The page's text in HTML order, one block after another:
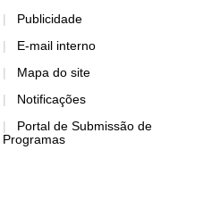
Publicidade
E-mail interno
Mapa do site
Notificações
Portal de Submissão de
Programas